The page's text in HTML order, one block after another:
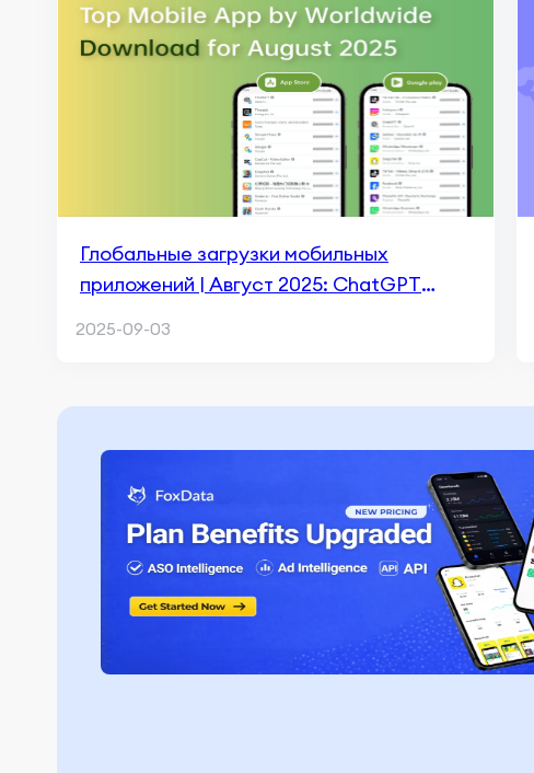
Глобальные загрузки мобильных
приложений | Август 2025: ChatGPT
2025-09-03